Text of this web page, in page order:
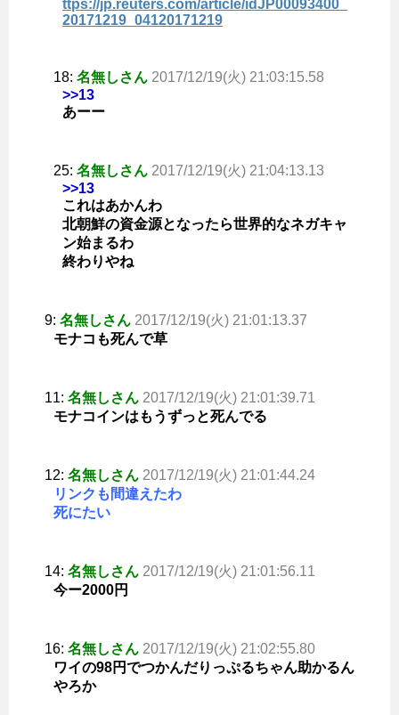
ttps://jp.reuters.com/article/idJP00093400_
20171219_04120171219
18: 名無しさん 2017/12/19(火) 21:03:15.58
>>13
あーー
25: 名無しさん 2017/12/19(火) 21:04:13.13
>>13
これはあかんわ
北朝鮮の資金源となったら世界的なネガキャ
ン始まるわ
終わりやね
9: 名無しさん 2017/12/19(火) 21:01:13.37
モナコも死んで草
11: 名無しさん 2017/12/19(火) 21:01:39.71
モナコインはもうずっと死んでる
12: 名無しさん 2017/12/19(火) 21:01:44.24
リンクも間違えたわ
死にたい
14: 名無しさん 2017/12/19(火) 21:01:56.11
今ー2000円
16: 名無しさん 2017/12/19(火) 21:02:55.80
ワイの98円でつかんだりっぷるちゃん助かるん
やろか